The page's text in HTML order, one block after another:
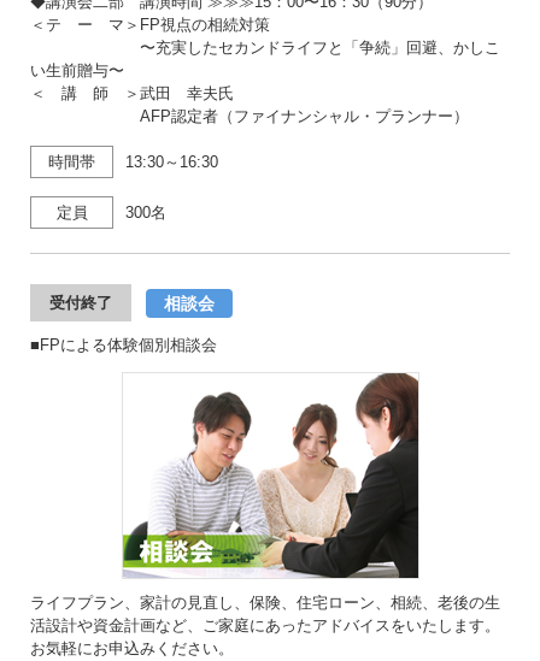
＜テ ー マ＞FP視点の相続対策
〜充実したセカンドライフと「争続」回避、かしこ
い生前贈与〜
＜ 講 師 ＞武田 幸夫氏
AFP認定者（ファイナンシャル・プランナー）
時間帯 13:30～16:30
定員 300名
受付終了 相談会
■FPによる体験個別相談会
ライフプラン、家計の見直し、保険、住宅ローン、相続、老後の生
活設計や資金計画など、ご家庭にあったアドバイスをいたします。
お気軽にお申込みください。